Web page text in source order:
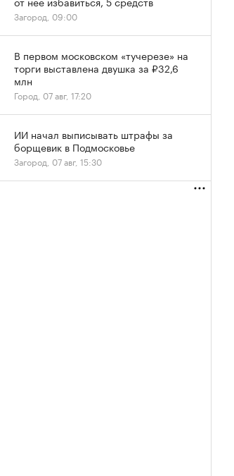
Загород, 09:00
В первом московском «тучерезе» на
торги выставлена двушка за ₽32,6
млн
Город, 07 авг, 17:20
ИИ начал выписывать штрафы за
борщевик в Подмосковье
Загород, 07 авг, 15:30